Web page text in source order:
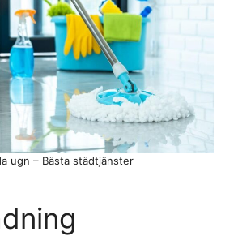
ugn – Bästa städtjänster